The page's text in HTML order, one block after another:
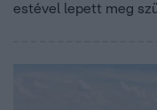
estével lepett meg